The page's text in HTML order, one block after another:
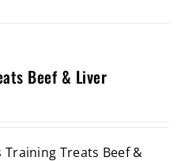
Beef & Liver
Training Treats Beef &